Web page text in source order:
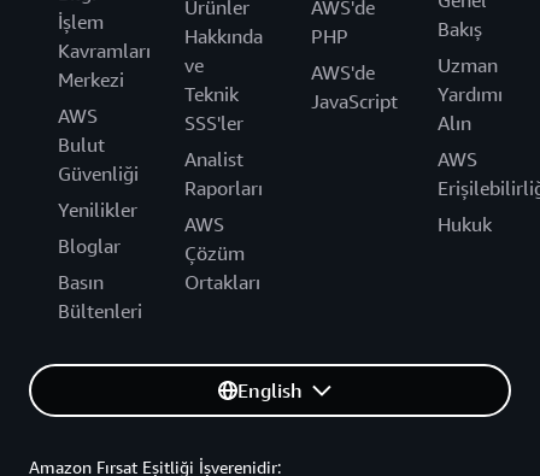
İşlem
Kavramları
Merkezi
AWS
Bulut
Güvenliği
Yenilikler
Bloglar
Basın
Bültenleri
Ürünler
Hakkında
ve
Teknik
SSS'ler
Analist
Raporları
AWS
Çözüm
Ortakları
AWS'de
PHP
AWS'de
JavaScript
Bakış
Uzman
Yardımı
Alın
AWS
Hukuk
English
Amazon Fırsat Eşitliği İşverenidir: